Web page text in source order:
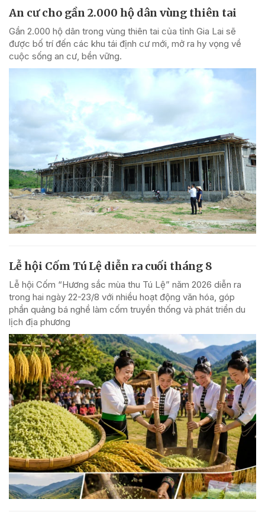
An cư cho gần 2.000 hộ dân vùng thiên tai
Gần 2.000 hộ dân trong vùng thiên tai của tỉnh Gia Lai sẽ
được bố trí đến các khu tái định cư mới, mở ra hy vọng về
cuộc sống an cư, bền vững.
Lễ hội Cốm Tú Lệ diễn ra cuối tháng 8
Lễ hội Cốm “Hương sắc mùa thu Tú Lệ” năm 2026 diễn ra
trong hai ngày 22-23/8 với nhiều hoạt động văn hóa, góp
phần quảng bá nghề làm cốm truyền thống và phát triển du
lịch địa phương